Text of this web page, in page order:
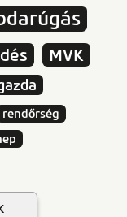
MVK
rendőrség